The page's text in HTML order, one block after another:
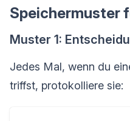
Speichermuster
Muster 1:
Jedes Mal, wenn du
triffst, protokolliere sie: